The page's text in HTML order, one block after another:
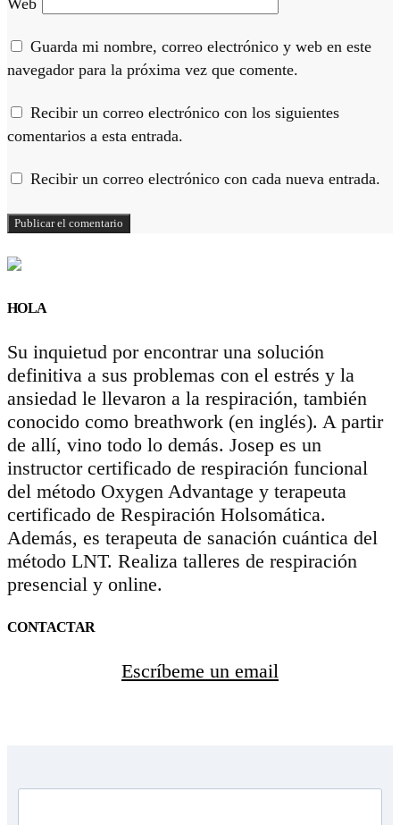
Web
Guarda mi nombre, correo electrónico y web en este
navegador para la próxima vez que comente.
Recibir un correo electrónico con los siguientes
comentarios a esta entrada.
Recibir un correo electrónico con cada nueva entrada.
HOLA
Su inquietud por encontrar una solución
definitiva a sus problemas con el estrés y la
ansiedad le llevaron a la respiración, también
conocido como breathwork (en inglés). A partir
de allí, vino todo lo demás. Josep es un
instructor certificado de respiración funcional
del método Oxygen Advantage y terapeuta
certificado de Respiración Holsomática.
Además, es terapeuta de sanación cuántica del
método LNT. Realiza talleres de respiración
presencial y online.
CONTACTAR
Escríbeme un email